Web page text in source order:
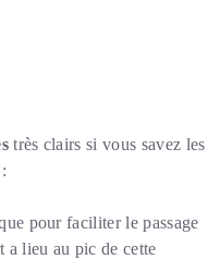
très clairs si vous savez les
:
pour faciliter le passage
a lieu au pic de cette